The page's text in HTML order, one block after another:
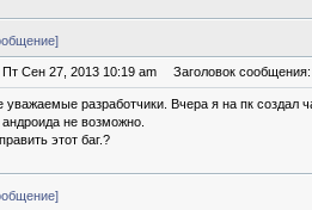
Пт Сен 27, 2013 10:19 am Заголовок сообщения:
уважаемые разработчики. Вчера я на пк создал
не возможно.
этот баг.?